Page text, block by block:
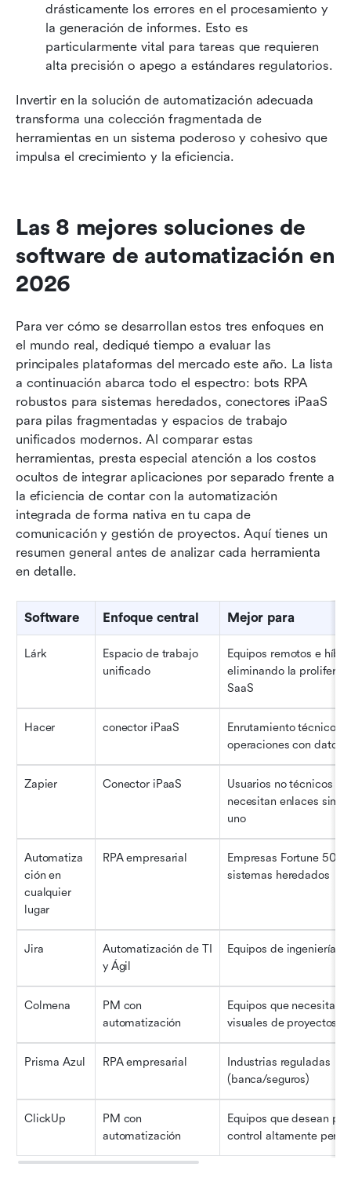
drásticamente los errores en el procesamiento y
la generación de informes. Esto es
particularmente vital para tareas que requieren
alta precisión o apego a estándares regulatorios.
Invertir en la solución de automatización adecuada
transforma una colección fragmentada de
herramientas en un sistema poderoso y cohesivo que
impulsa el crecimiento y la eficiencia.
Las 8 mejores soluciones de
software de automatización en
2026
Para ver cómo se desarrollan estos tres enfoques en
el mundo real, dediqué tiempo a evaluar las
principales plataformas del mercado este año. La lista
a continuación abarca todo el espectro: bots RPA
robustos para sistemas heredados, conectores iPaaS
para pilas fragmentadas y espacios de trabajo
unificados modernos. Al comparar estas
herramientas, presta especial atención a los costos
ocultos de integrar aplicaciones por separado frente a
la eficiencia de contar con la automatización
integrada de forma nativa en tu capa de
comunicación y gestión de proyectos. Aquí tienes un
resumen general antes de analizar cada herramienta
en detalle.
Software Enfoque central Mejor para
Lárk
Espacio de trabajo
unificado
Equipos remotos e
eliminando la
SaaS
Hacer conector iPaaS
Enrutamiento técnico
operaciones con datos
Zapier Conector iPaaS
Usuarios no técnicos
necesitan enlaces
uno
Automatiza
ción en
cualquier
lugar
RPA empresarial
Empresas Fortune 500
sistemas heredados
Jira
Automatización de TI
y Ágil
Equipos de ingeniería y
Colmena
PM con
automatización
Equipos que necesitan
visuales de proyectos
Prisma Azul RPA empresarial
Industrias reguladas
(banca/seguros)
ClickUp
PM con
automatización
Equipos que desean
control altamente